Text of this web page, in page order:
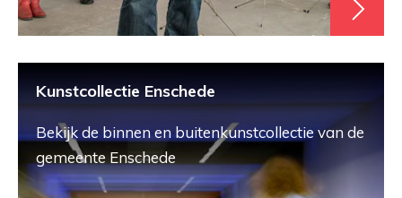
Kunstcollectie Enschede
Bekijk de binnen en buitenkunstcollectie van de
gemeente Enschede